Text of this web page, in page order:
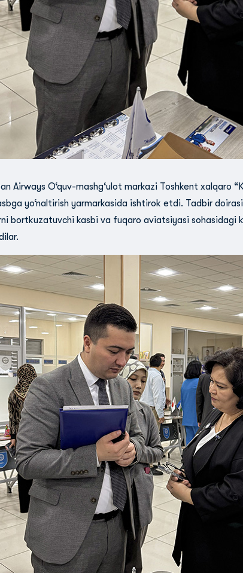
Airways O‘quv-mashg‘ulot markazi Toshkent xalqaro
yo‘naltirish yarmarkasida ishtirok etdi. Tadbir
bortkuzatuvchi kasbi va fuqaro aviatsiyasi sohasidagi